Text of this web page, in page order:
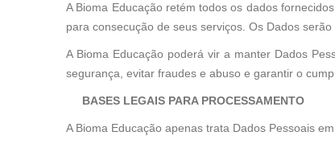
A Bioma Educação retém todos os dados
para consecução de seus serviços. Os Dados
A Bioma Educação poderá vir a manter Dados
segurança, evitar fraudes e abuso e garantir o
BASES LEGAIS PARA PROCESSAMENTO
A Bioma Educação apenas trata Dados Pessoais